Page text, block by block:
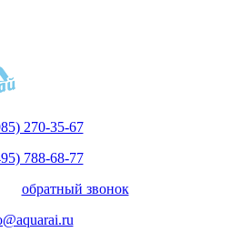
270-35-67
788-68-77
обратный звонок